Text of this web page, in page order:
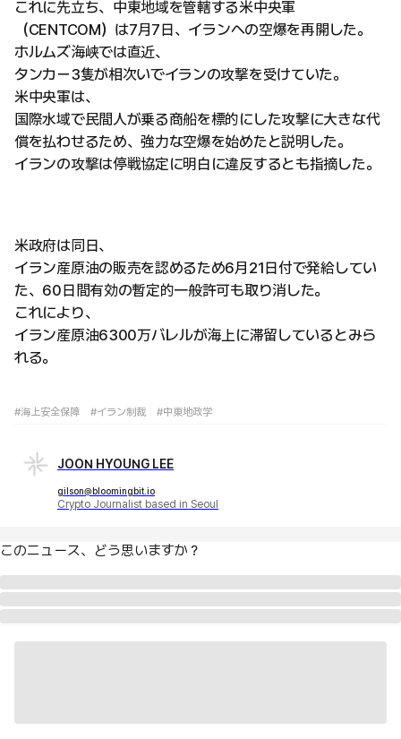
これに先立ち、中東地域を管轄する米中央軍
（CENTCOM）は7月7日、イランへの空爆を再開した。
ホルムズ海峡では直近、
タンカー3隻が相次いでイランの攻撃を受けていた。
米中央軍は、
国際水域で民間人が乗る商船を標的にした攻撃に大きな代
償を払わせるため、強力な空爆を始めたと説明した。
イランの攻撃は停戦協定に明白に違反するとも指摘した。
米政府は同日、
イラン産原油の販売を認めるため6月21日付で発給してい
た、60日間有効の暫定的一般許可も取り消した。
これにより、
イラン産原油6300万バレルが海上に滞留しているとみら
れる。
#海上安全保障 #イラン制裁 #中東地政学
JOON HYOUNG LEE
gilson@bloomingbit.io
Crypto Journalist based in Seoul
このニュース、どう思いますか？